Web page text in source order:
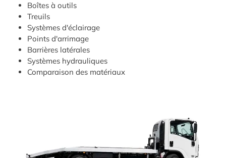
Boîtes à outils
Treuils
Systèmes d'éclairage
Points d'arrimage
Barrières latérales
Systèmes hydrauliques
Comparaison des matériaux